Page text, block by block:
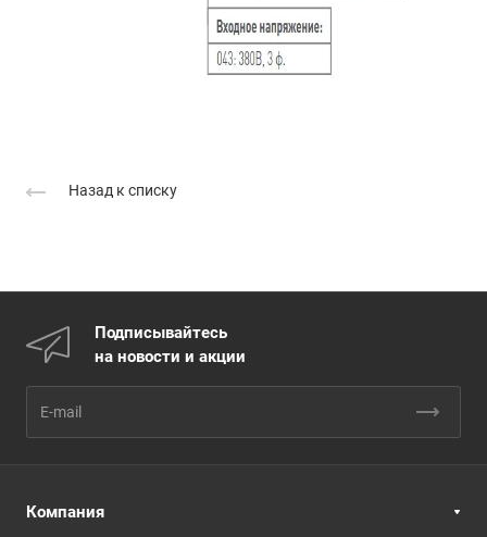
Назад к списку
Подписывайтесь
на новости и акции
Компания